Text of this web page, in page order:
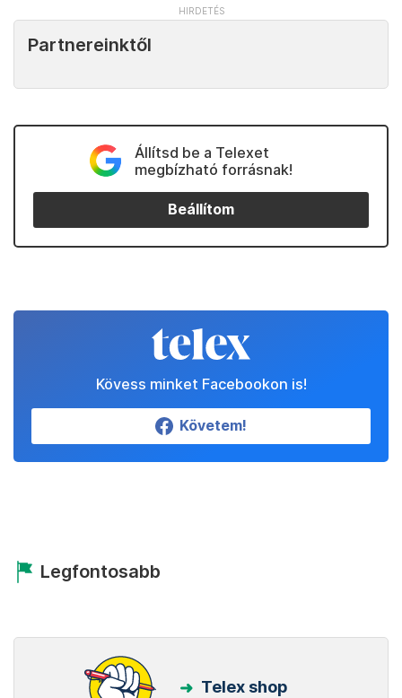
Partnereinktől
Állítsd be a Telexet
megbízható forrásnak!
Beállítom
Kövess minket Facebookon is!
Követem!
Legfontosabb
Telex shop